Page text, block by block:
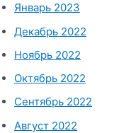
Январь 2023
Декабрь 2022
Ноябрь 2022
Октябрь 2022
Сентябрь 2022
Август 2022